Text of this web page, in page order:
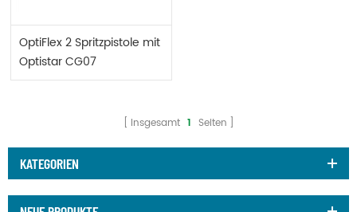
OptiFlex 2 Spritzpistole mit
Optistar CG07
Insgesamt 1 Seiten
KATEGORIEN